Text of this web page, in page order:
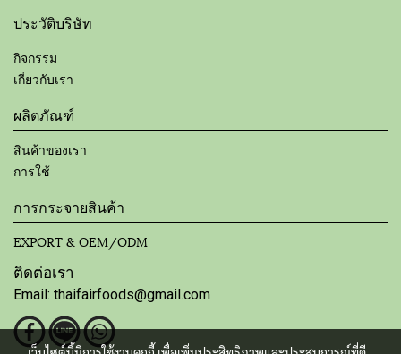
ประวัติบริษัท
กิจกรรม
เกี่ยวกับเรา
ผลิตภัณฑ์
สินค้าของเรา
การใช้
การกระจายสินค้า
EXPORT & OEM/ODM
ติดต่อเรา
Email: thaifairfoods@gmail.com